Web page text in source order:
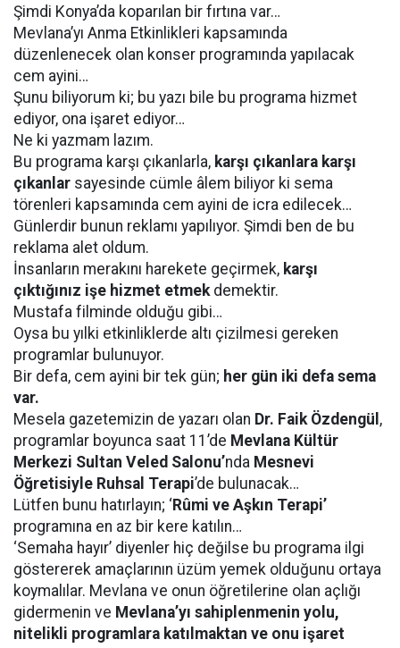
Şimdi Konya’da koparılan bir fırtına var…
Mevlana’yı Anma Etkinlikleri kapsamında
düzenlenecek olan konser programında yapılacak
cem ayini…
Şunu biliyorum ki; bu yazı bile bu programa hizmet
ediyor, ona işaret ediyor…
Ne ki yazmam lazım.
Bu programa karşı çıkanlarla, karşı çıkanlara karşı
çıkanlar sayesinde cümle âlem biliyor ki sema
törenleri kapsamında cem ayini de icra edilecek…
Günlerdir bunun reklamı yapılıyor. Şimdi ben de bu
reklama alet oldum.
İnsanların merakını harekete geçirmek, karşı
çıktığınız işe hizmet etmekdemektir.
Mustafa filminde olduğu gibi…
Oysa bu yılki etkinliklerde altı çizilmesi gereken
programlar bulunuyor.
Bir defa, cem ayini bir tek gün; her gün iki defa sema
var.
Mesela gazetemizin de yazarı olan Dr. Faik Özdengül ,
programlar boyunca saat 11’de Mevlana Kültür
Merkezi Sultan Veled Salonu’nda Mesnevi
Öğretisiyle Ruhsal Terapi’de bulunacak…
Lütfen bunu hatırlayın; ‘ Rûmi ve Aşkın Terapi’
programına en az bir kere katılın…
‘Semaha hayır’ diyenler hiç değilse bu programa ilgi
göstererek amaçlarının üzüm yemek olduğunu ortaya
koymalılar. Mevlana ve onun öğretilerine olan açlığı
gidermenin ve Mevlana’yı sahiplenmenin yolu,
nitelikli programlara katılmaktan ve onu işaret